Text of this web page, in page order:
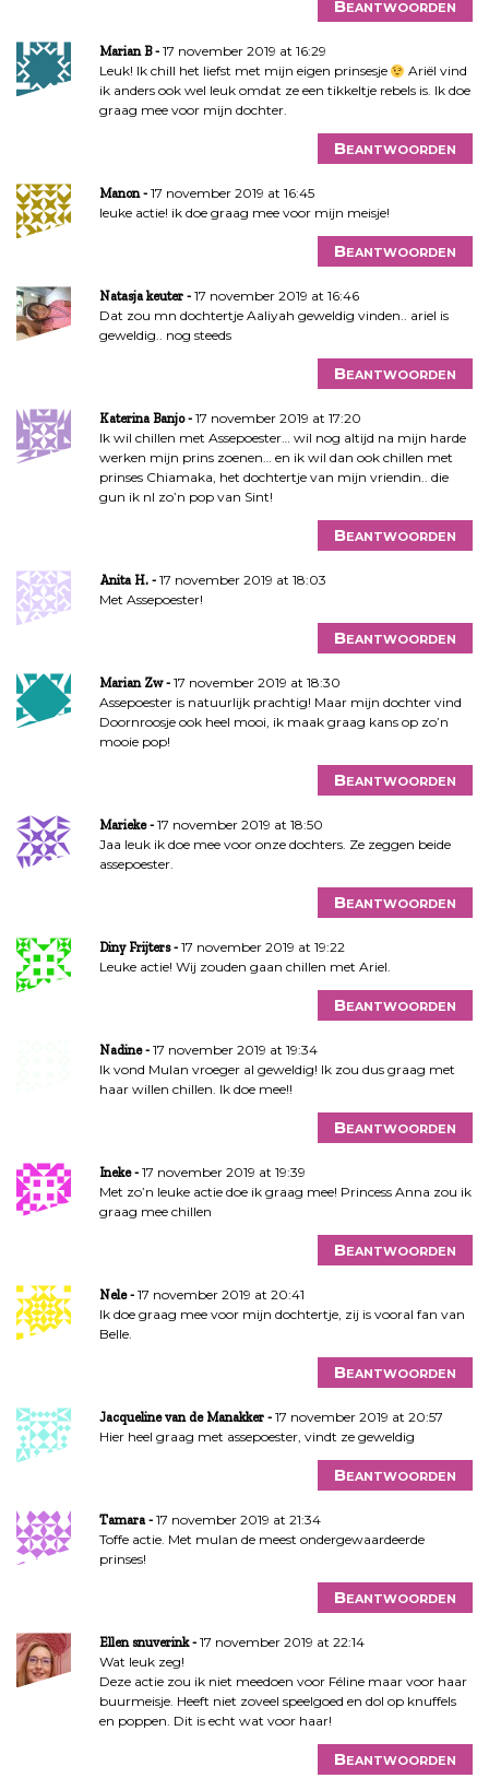
Beantwoorden
Marian B
17 november 2019 at 16:29
Leuk! Ik chill het liefst met mijn eigen prinsesje
Ariël vind
ik anders ook wel leuk omdat ze een tikkeltje rebels is. Ik doe
graag mee voor mijn dochter.
Beantwoorden
Manon
17 november 2019 at 16:45
leuke actie! ik doe graag mee voor mijn meisje!
Beantwoorden
Natasja keuter
17 november 2019 at 16:46
Dat zou mn dochtertje Aaliyah geweldig vinden.. ariel is
geweldig.. nog steeds
Beantwoorden
Katerina Banjo
17 november 2019 at 17:20
Ik wil chillen met Assepoester… wil nog altijd na mijn harde
werken mijn prins zoenen… en ik wil dan ook chillen met
prinses Chiamaka, het dochtertje van mijn vriendin.. die
gun ik nl zo’n pop van Sint!
Beantwoorden
Anita H.
17 november 2019 at 18:03
Met Assepoester!
Beantwoorden
Marian Zw
17 november 2019 at 18:30
Assepoester is natuurlijk prachtig! Maar mijn dochter vind
Doornroosje ook heel mooi, ik maak graag kans op zo’n
mooie pop!
Beantwoorden
Marieke
17 november 2019 at 18:50
Jaa leuk ik doe mee voor onze dochters. Ze zeggen beide
assepoester.
Beantwoorden
Diny Frijters
17 november 2019 at 19:22
Leuke actie! Wij zouden gaan chillen met Ariel.
Beantwoorden
Nadine
17 november 2019 at 19:34
Ik vond Mulan vroeger al geweldig! Ik zou dus graag met
haar willen chillen. Ik doe mee!!
Beantwoorden
Ineke
17 november 2019 at 19:39
Met zo’n leuke actie doe ik graag mee! Princess Anna zou ik
graag mee chillen
Beantwoorden
Nele
17 november 2019 at 20:41
Ik doe graag mee voor mijn dochtertje, zij is vooral fan van
Belle.
Beantwoorden
Jacqueline van de Manakker
17 november 2019 at 20:57
Hier heel graag met assepoester, vindt ze geweldig
Beantwoorden
Tamara
17 november 2019 at 21:34
Toffe actie. Met mulan de meest ondergewaardeerde
prinses!
Beantwoorden
Ellen snuverink
17 november 2019 at 22:14
Wat leuk zeg!
Deze actie zou ik niet meedoen voor Féline maar voor haar
buurmeisje. Heeft niet zoveel speelgoed en dol op knuffels
en poppen. Dit is echt wat voor haar!
Beantwoorden